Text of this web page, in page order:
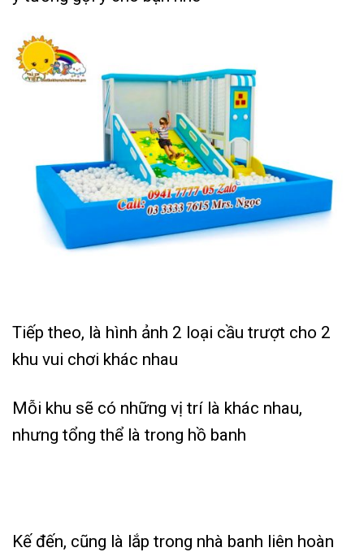
Tiếp theo, là hình ảnh 2 loại cầu trượt cho 2
khu vui chơi khác nhau
Mỗi khu sẽ có những vị trí là khác nhau,
nhưng tổng thể là trong hồ banh
Kế đến, cũng là lắp trong nhà banh liên hoàn